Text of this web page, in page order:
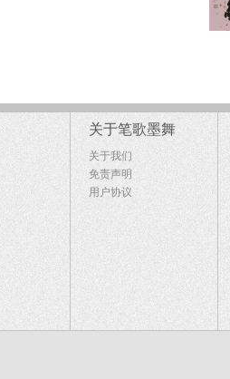
关于笔歌墨舞
关于我们
免责声明
用户协议